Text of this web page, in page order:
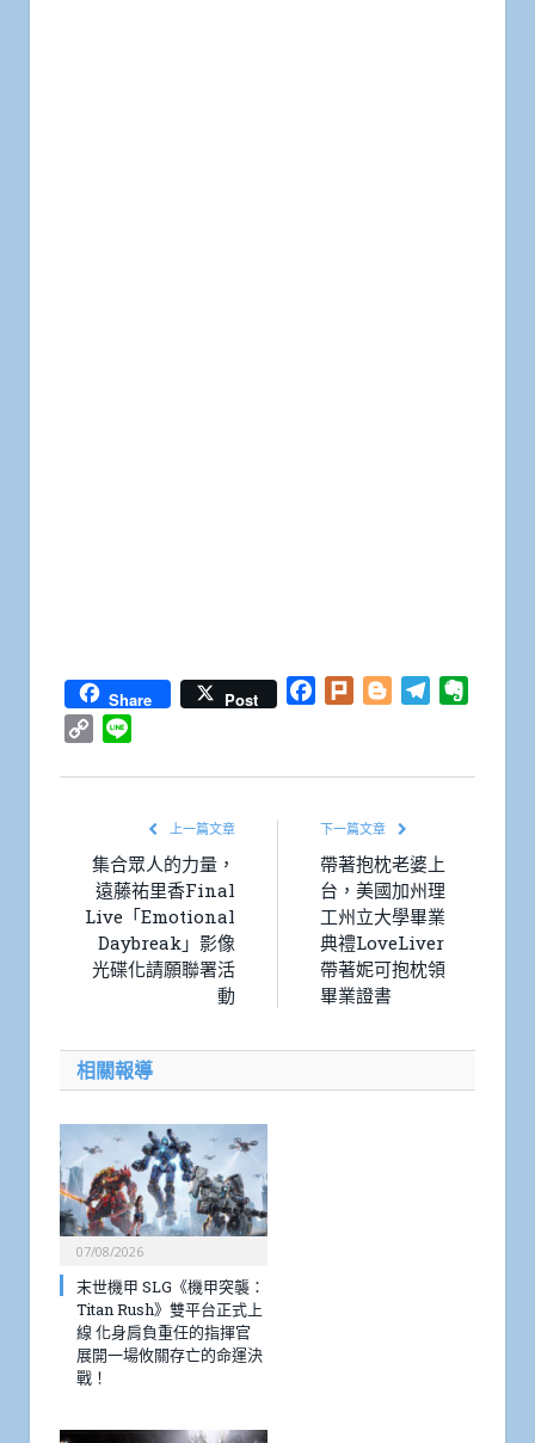
Share Post Facebook
Plurk BloggerTelegram
Copy
上一篇文章
集合眾人的力量，
遠藤祐里香Final
Live「Emotional
Daybreak」影像
光碟化請願聯署活
動
下一篇文章
帶著抱枕老婆上
台，美國加州理
工州立大學畢業
典禮LoveLiver
帶著妮可抱枕領
畢業證書
相關報導
07/08/2026
末世機甲 SLG《機甲突襲：
Titan Rush》雙平台正式上
線 化身肩負重任的指揮官
展開一場攸關存亡的命運決
戰！